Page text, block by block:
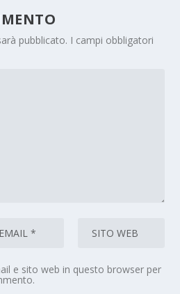
pubblicato. I campi obbligatori
e sito web in questo browser per